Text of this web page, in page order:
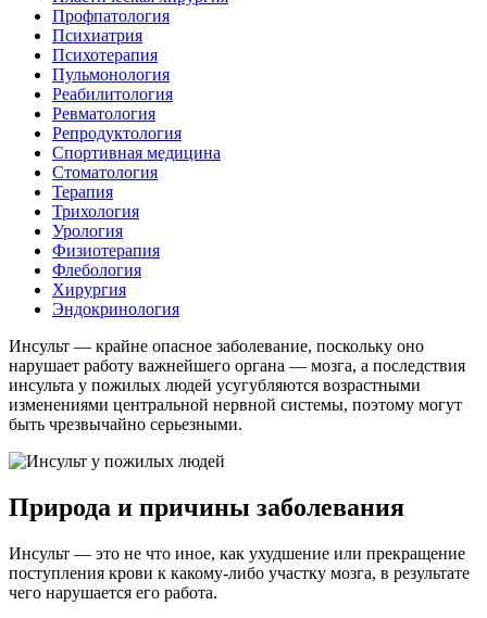
Профпатология
Психиатрия
Психотерапия
Пульмонология
Реабилитология
Ревматология
Репродуктология
Спортивная медицина
Стоматология
Терапия
Трихология
Урология
Физиотерапия
Флебология
Хирургия
Эндокринология
Инсульт — крайне опасное заболевание, поскольку оно
нарушает работу важнейшего органа — мозга, а последствия
инсульта у пожилых людей усугубляются возрастными
изменениями центральной нервной системы, поэтому могут
быть чрезвычайно серьезными.
Природа и причины заболевания
Инсульт — это не что иное, как ухудшение или прекращение
поступления крови к какому-либо участку мозга, в результате
чего нарушается его работа.